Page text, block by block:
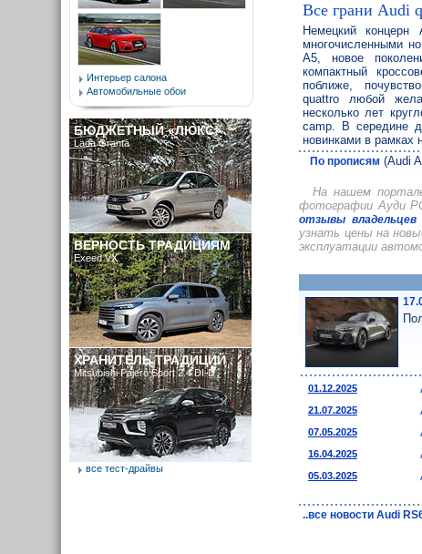
Все грани Audi
Немецкий
многочисленными
A5, новое
компактный
поближе,
quattro любой
несколько лет
camp. В середине
новинками в рамках
По прописям (Audi
На нашем
фотографии Ауди
отзывы владельцев
узнать цены на
эксплуатации
01.12.2025
21.07.2025
07.05.2025
16.04.2025
05.03.2025
..все новости Audi
Интерьер салона
Автомобильные обои
БЮДЖЕТНЫЙ «ЛЮКС»
Lada Granta
ВЕРНОСТЬ ТРАДИЦИЯМ
Exeed VX
ХРАНИТЕЛЬ ТРАДИЦИЙ
Mitsubishi Pajero Sport 2.4 DI-D
все тест-драйвы